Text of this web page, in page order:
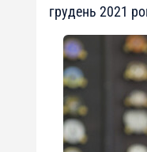
грудень 2021